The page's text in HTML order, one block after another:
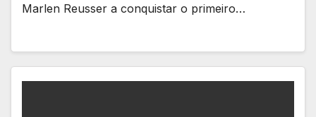
Marlen Reusser a conquistar o primeiro…